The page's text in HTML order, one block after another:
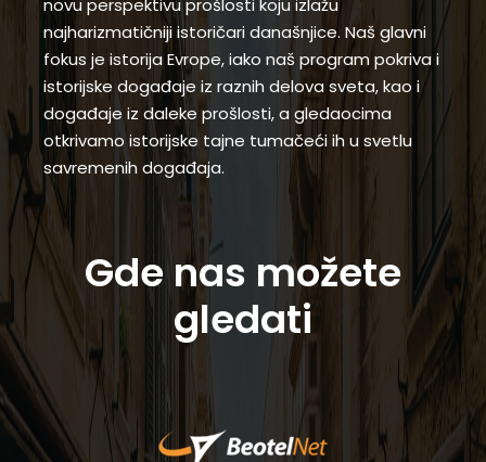
novu perspektivu prošlosti koju izlažu
najharizmatičniji istoričari današnjice. Naš glavni
fokus je istorija Evrope, iako naš program pokriva i
istorijske događaje iz raznih delova sveta, kao i
događaje iz daleke prošlosti, a gledaocima
otkrivamo istorijske tajne tumačeći ih u svetlu
savremenih događaja.
Gde nas možete
gledati